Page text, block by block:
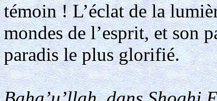
témoin ! L’éclat de la
mondes de l’esprit, et son
paradis le plus glorifié.